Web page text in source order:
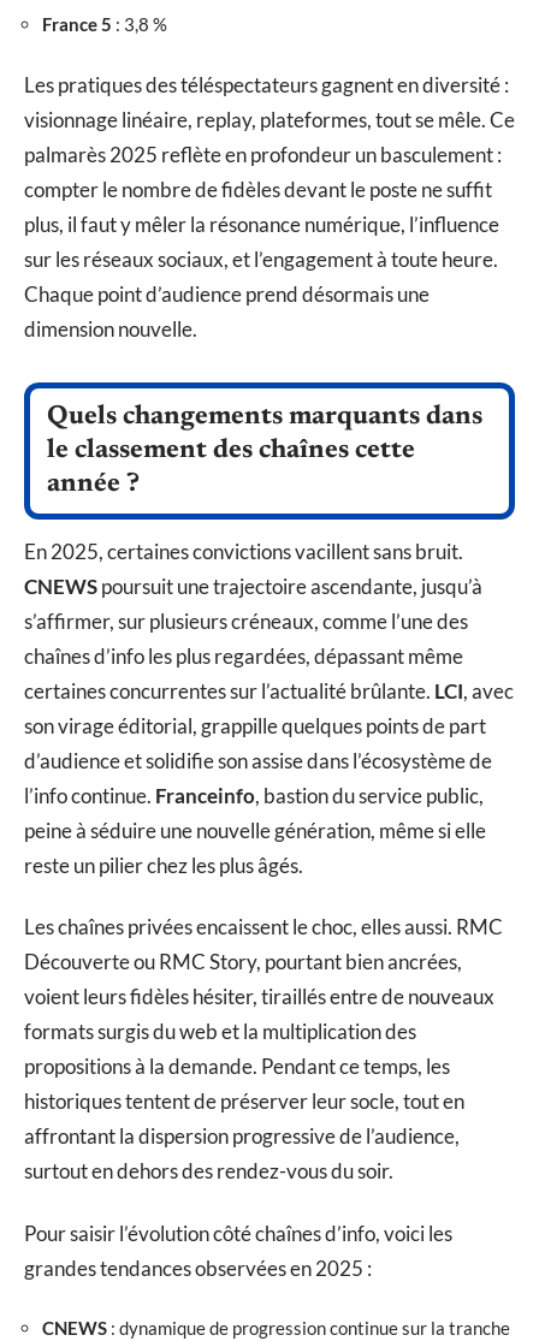
France 5 : 3,8 %
Les pratiques des téléspectateurs gagnent en diversité :
visionnage linéaire, replay, plateformes, tout se mêle. Ce
palmarès 2025 reflète en profondeur un basculement :
compter le nombre de fidèles devant le poste ne suffit
plus, il faut y mêler la résonance numérique, l’influence
sur les réseaux sociaux, et l’engagement à toute heure.
Chaque point d’audience prend désormais une
dimension nouvelle.
Quels changements marquants dans
le classement des chaînes cette
année ?
En 2025, certaines convictions vacillent sans bruit.
CNEWSpoursuit une trajectoire ascendante, jusqu’à
s’affirmer, sur plusieurs créneaux, comme l’une des
chaînes d’info les plus regardées, dépassant même
certaines concurrentes sur l’actualité brûlante. LCI, avec
son virage éditorial, grappille quelques points de part
d’audience et solidifie son assise dans l’écosystème de
l’info continue. Franceinfo, bastion du service public,
peine à séduire une nouvelle génération, même si elle
reste un pilier chez les plus âgés.
Les chaînes privées encaissent le choc, elles aussi. RMC
Découverte ou RMC Story, pourtant bien ancrées,
voient leurs fidèles hésiter, tiraillés entre de nouveaux
formats surgis du web et la multiplication des
propositions à la demande. Pendant ce temps, les
historiques tentent de préserver leur socle, tout en
affrontant la dispersion progressive de l’audience,
surtout en dehors des rendez-vous du soir.
Pour saisir l’évolution côté chaînes d’info, voici les
grandes tendances observées en 2025 :
CNEWS : dynamique de progression continue sur la tranche